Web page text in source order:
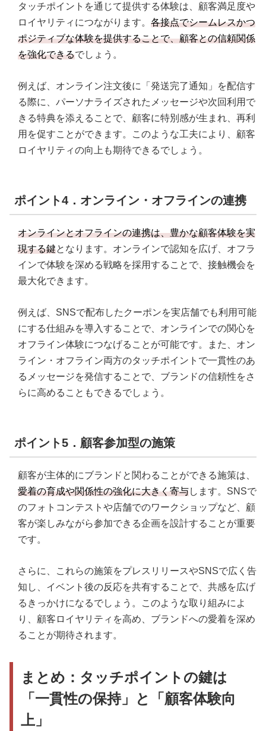
タッチポイントを通じて提供する体験は、顧客満足度や
ロイヤリティにつながります。 各接点でシームレスかつ
ポジティブな体験を提供することで、顧客との信頼関係
を強化できるでしょう。
例えば、オンライン注文後に「発送完了通知」を配信す
る際に、パーソナライズされたメッセージや次回利用で
きる特典を添えることで、顧客に特別感が生まれ、再利
用を促すことができます。このような工夫により、顧客
ロイヤリティの向上も期待できるでしょう。
ポイント4．オンライン・オフラインの連携
オンラインとオフラインの連携は、豊かな顧客体験を実
現する鍵となります。オンラインで認知を広げ、オフラ
インで体験を深める戦略を採用することで、接触機会を
最大化できます。
例えば、SNSで配布したクーポンを実店舗でも利用可能
にする仕組みを導入することで、オンラインでの関心を
オフライン体験につなげることが可能です。また、オン
ライン・オフライン両方のタッチポイントで一貫性のあ
るメッセージを発信することで、ブランドの信頼性をさ
らに高めることもできるでしょう。
ポイント5．顧客参加型の施策
顧客が主体的にブランドと関わることができる施策は、
愛着の育成や関係性の強化に大きく寄与します。SNSで
のフォトコンテストや店舗でのワークショップなど、顧
客が楽しみながら参加できる企画を設計することが重要
です。
さらに、これらの施策をプレスリリースやSNSで広く告
知し、イベント後の反応を共有することで、共感を広げ
るきっかけになるでしょう。このような取り組みによ
り、顧客ロイヤリティを高め、ブランドへの愛着を深め
ることが期待されます。
まとめ：タッチポイントの鍵は
「一貫性の保持」と「顧客体験向
上」